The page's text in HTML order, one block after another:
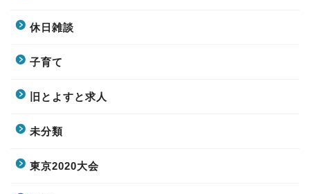
休日雑談
子育て
旧とよすと求人
未分類
東京2020大会